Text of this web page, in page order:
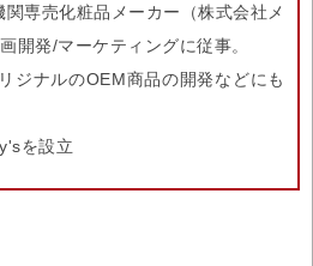
専売化粧品メーカー（株式会社メ
開発/マーケティングに従事。
ジナルのOEM商品の開発などにも
を設立